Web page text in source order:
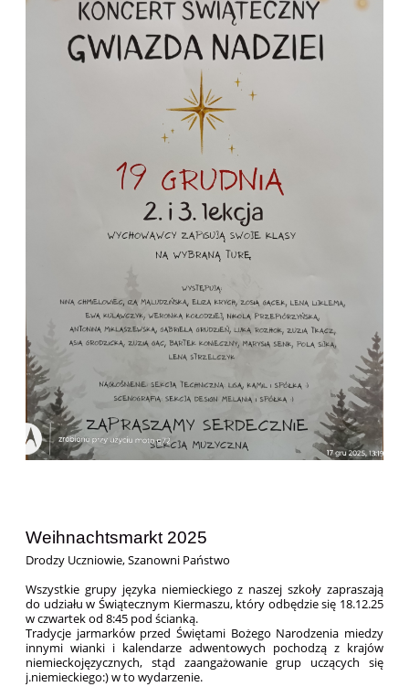
Weihnachtsmarkt 2025
Drodzy Uczniowie, Szanowni Państwo
Wszystkie grupy języka niemieckiego z naszej szkoły zapraszają
do udziału w Świątecznym Kiermaszu, który odbędzie się 18.12.25
w czwartek od 8:45 pod ścianką.
Tradycje jarmarków przed Świętami Bożego Narodzenia miedzy
innymi wianki i kalendarze adwentowych pochodzą z krajów
niemieckojęzycznych, stąd zaangażowanie grup uczących się
j.niemieckiego:) w to wydarzenie.